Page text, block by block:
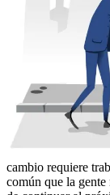
cambio requiere
común que la gente